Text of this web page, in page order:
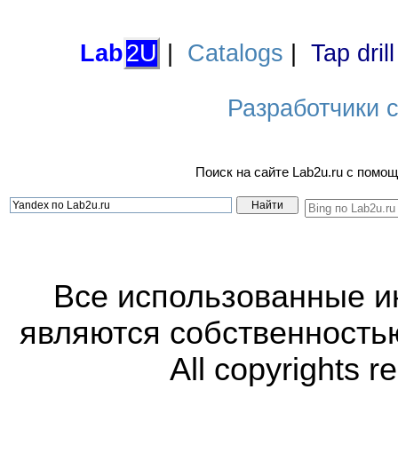
Lab2U Catalogs Tap
Разработчики
Поиск на сайте Lab2u.ru с
Все использованные
являются
All copyrights